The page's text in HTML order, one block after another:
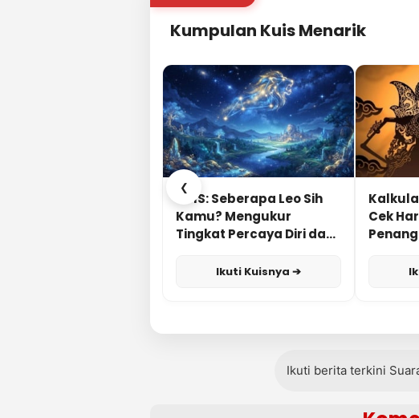
Kumpulan Kuis Menarik
❮
KUIS: Seberapa Leo Sih
Kamu? Mengukur
Tingkat Percaya Diri dan
Ikuti Kuisnya ➔
Cek
Ikuti berita terkini